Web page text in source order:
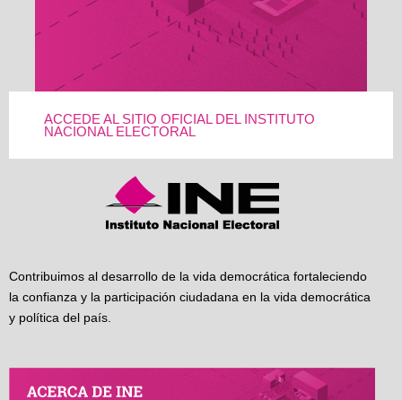
ACCEDE AL SITIO OFICIAL DEL INSTITUTO
NACIONAL ELECTORAL
Contribuimos al desarrollo de la vida democrática fortaleciendo
la confianza y la participación ciudadana en la vida democrática
y política del país.